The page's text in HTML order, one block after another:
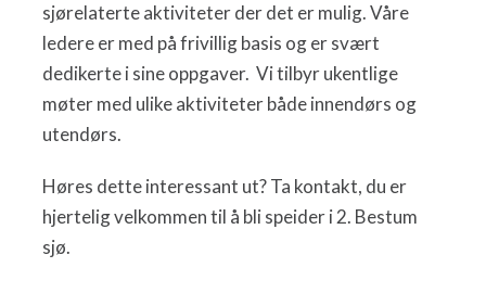
sjørelaterte aktiviteter der det er mulig. Våre
ledere er med på frivillig basis og er svært
dedikerte i sine oppgaver. Vi tilbyr ukentlige
møter med ulike aktiviteter både innendørs og
utendørs.
Høres dette interessant ut? Ta kontakt, du er
hjertelig velkommen til å bli speider i 2. Bestum
sjø.